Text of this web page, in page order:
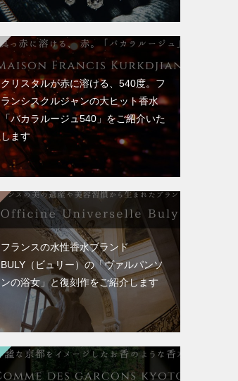
クリスタルが赤に溶ける、540度。フ
ランシスクルジャンの大ヒット香水
「バカラルージュ540」をご紹介いた
します
フランスの水性香水ブランド
BULY（ビュリー）の「ヴァルパンソ
ンの浴女」と復刻作をご紹介します